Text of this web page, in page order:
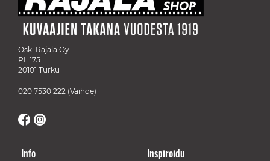
Osk. Rajala Oy
PL 175
20101 Turku
020 7530 222 (Vaihde)
Info Inspiroidu